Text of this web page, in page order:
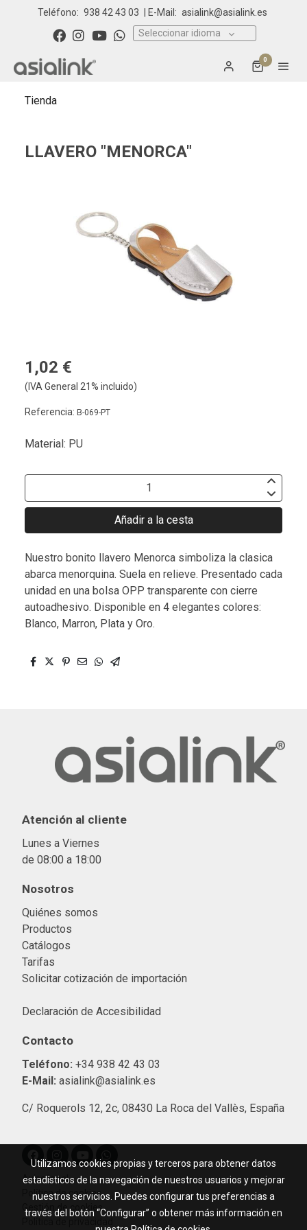
Teléfono: 938 42 43 03 | E-Mail: asialink@asialink.es
Seleccionar idioma
0
Tienda
LLAVERO "MENORCA"
1,02 €
(IVA General 21% incluido)
Referencia: B-069-PT
Material: PU
Añadir a la cesta
Nuestro bonito llavero Menorca simboliza la clasica
abarca menorquina. Suela en relieve. Presentado cada
unidad en una bolsa OPP transparente con cierre
autoadhesivo. Disponible en 4 elegantes colores:
Blanco, Marron, Plata y Oro.
Atención al cliente
Lunes a Viernes
de 08:00 a 18:00
Nosotros
Quiénes somos
Productos
Catálogos
Tarifas
Solicitar cotización de importación
Declaración de Accesibilidad
Contacto
Teléfono: +34 938 42 43 03
E-Mail: asialink@asialink.es
C/ Roquerols 12, 2c, 08430 La Roca del Vallès, España
Aviso legal
Política de cookies
Gestión de cookies
Utilizamos cookies propias y terceros para obtener datos
estadísticos de la navegación de nuestros usuarios y mejorar
nuestros servicios. Puedes configurar tus preferencias a
través del botón “Configurar” o obtener más información en